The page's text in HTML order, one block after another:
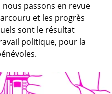
passons en revue
et les progrès
sont le résultat
politique, pour la